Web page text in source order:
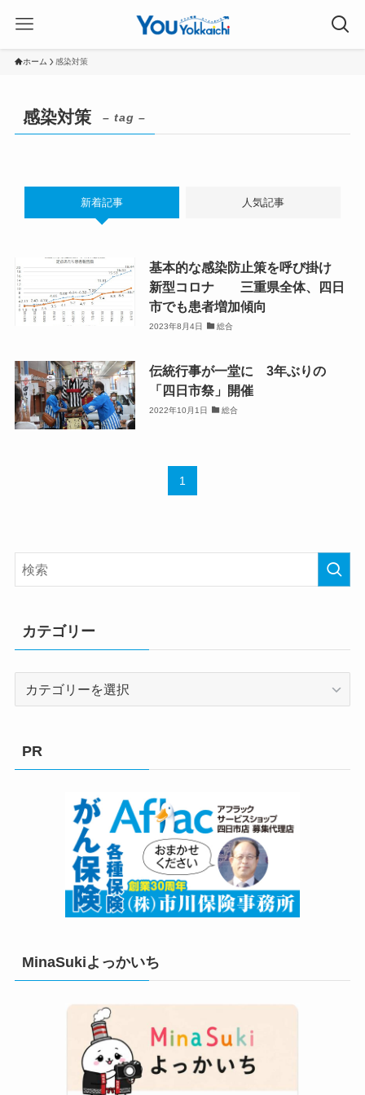
ホーム 感染対策
感染対策 – tag –
新着記事 人気記事
基本的な感染防止策を呼び掛け
新型コロナ 三重県全体、四日
市でも患者増加傾向
2023年8月4日 総合
伝統行事が一堂に 3年ぶりの
「四日市祭」開催
2022年10月1日 総合
1
カテゴリー
PR
MinaSukiよっかいち